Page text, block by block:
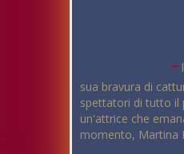
-
sua bravura di
spettatori di tutto il
un'attrice che
momento, Martina